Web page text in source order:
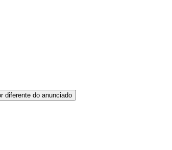
diferente do anunciado